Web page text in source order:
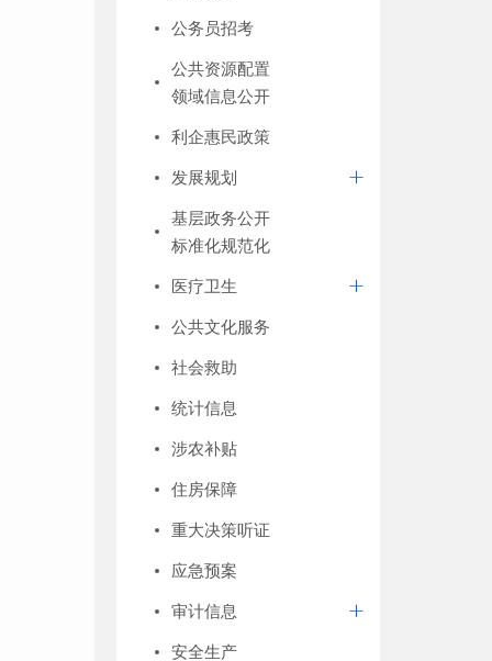
公务员招考
公共资源配置
领域信息公开
利企惠民政策
发展规划
基层政务公开
标准化规范化
医疗卫生
公共文化服务
社会救助
统计信息
涉农补贴
住房保障
重大决策听证
应急预案
审计信息
安全生产